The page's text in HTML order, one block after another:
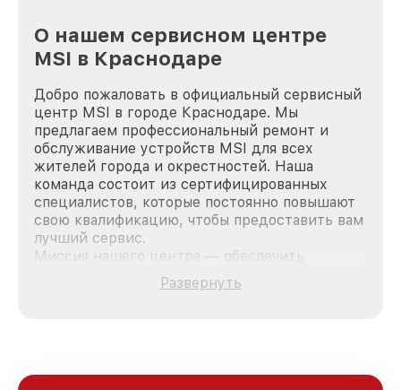
О нашем сервисном центре
MSI в Краснодаре
Добро пожаловать в официальный сервисный
центр MSI в городе Краснодаре. Мы
предлагаем профессиональный ремонт и
обслуживание устройств MSI для всех
жителей города и окрестностей. Наша
команда состоит из сертифицированных
специалистов, которые постоянно повышают
свою квалификацию, чтобы предоставить вам
лучший сервис.
Миссия нашего центра — обеспечить
качественный и доступный ремонт для
каждого пользователя продукции MSI, вне
Развернуть